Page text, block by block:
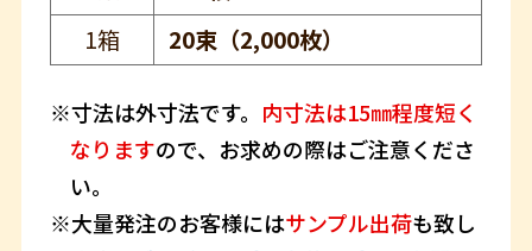
1箱
20束（2,000枚）
寸法は外寸法です。 内寸法は15㎜程度短く
なりますので、お求めの際はご注意くださ
い。
大量発注のお客様にはサンプル出荷も致し